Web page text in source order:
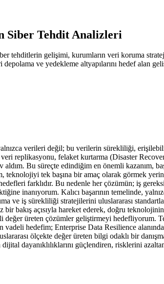
Siber Tehdit Analizleri
tehditlerin gelişimi, kurumların veri koruma
ve yedekleme altyapılarını hedef alan
verileri değil; bu verilerin sürekliliği,
replikasyonu, felaket kurtarma (Disaster
Bu süreçte edindiğim en önemli kazanım,
teknolojiyi tek başına bir amaç olarak görmek
farklıdır. Bu nedenle her çözümün; iş
inanıyorum. Kalıcı başarının temelinde,
ve iş sürekliliği stratejilerini uluslararası
bir bakış açısıyla hareket ederek, doğru
üreten çözümler geliştirmeyi hedefliyorum.
hedefim; Enterprise Data Resilience
ölçekte değer üreten bilgi odaklı bir
dijital dayanıklılıklarını güçlendiren, risklerini